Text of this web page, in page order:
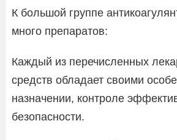
К большой группе
много препаратов:
Каждый из перечисленных
средств обладает своими
назначении, контроле
безопасности.